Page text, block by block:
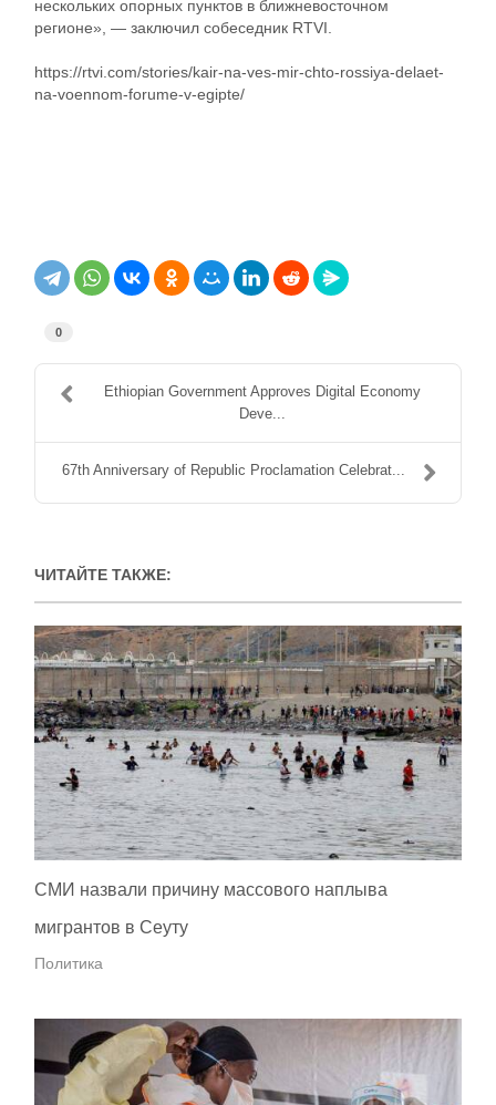
нескольких опорных пунктов в ближневосточном
регионе», — заключил собеседник RTVI.
https://rtvi.com/stories/kair-na-ves-mir-chto-rossiya-delaet-
na-voennom-forume-v-egipte/
0
Ethiopian Government Approves Digital Economy
Deve...
67th Anniversary of Republic Proclamation Celebrat...
ЧИТАЙТЕ ТАКЖЕ:
СМИ назвали причину массового наплыва
мигрантов в Сеуту
Политика